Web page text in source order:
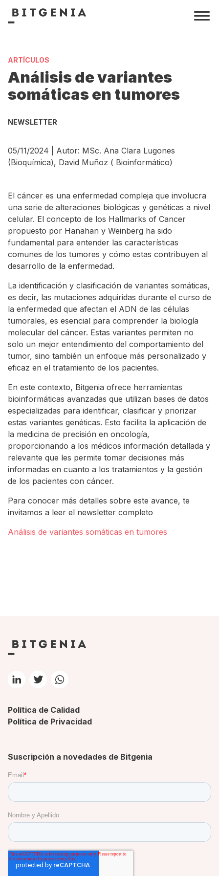
ARTÍCULOS
Análisis de variantes
somáticas en tumores
NEWSLETTER
05/11/2024 | Autor: MSc. Ana Clara Lugones
(Bioquímica), David Muñoz ( Bioinformático)
El cáncer es una enfermedad compleja que involucra
una serie de alteraciones biológicas y genéticas a nivel
celular. El concepto de los Hallmarks of Cancer
propuesto por Hanahan y Weinberg ha sido
fundamental para entender las características
comunes de los tumores y cómo estas contribuyen al
desarrollo de la enfermedad.
La identificación y clasificación de variantes somáticas,
es decir, las mutaciones adquiridas durante el curso de
la enfermedad que afectan el ADN de las células
tumorales, es esencial para comprender la biología
molecular del cáncer. Estas variantes permiten no
solo un mejor entendimiento del comportamiento del
tumor, sino también un enfoque más personalizado y
eficaz en el tratamiento de los pacientes.
En este contexto, Bitgenia ofrece herramientas
bioinformáticas avanzadas que utilizan bases de datos
especializadas para identificar, clasificar y priorizar
estas variantes genéticas. Esto facilita la aplicación de
la medicina de precisión en oncología,
proporcionando a los médicos información detallada y
relevante que les permite tomar decisiones más
informadas en cuanto a los tratamientos y la gestión
de los pacientes con cáncer.
Para conocer más detalles sobre este avance, te
invitamos a leer el newsletter completo
Análisis de variantes somáticas en tumores
Política de Calidad
Política de Privacidad
Suscripción a novedades de Bitgenia